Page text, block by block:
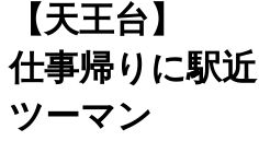
【天王台】
仕事帰りに駅
ツーマン